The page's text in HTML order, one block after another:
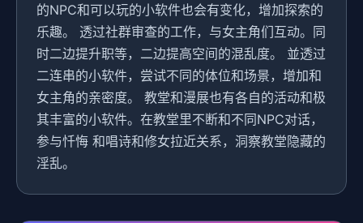
的NPC和可以玩的小软件也会有变化，增加探索的
乐趣。 透过社群审查的工作，与女主角们互动。同
时二边提升职等，二边提高空间的混乱度。 並透过
二连串的小软件，尝试不同的体位和场景，增加和
女主角的亲密度。 教堂和漫展也有各自的活动和极
其丰富的小软件。在教堂里不断和不同NPC对话，
参与忏悔 和唱诗和修女拉近关系，洞察教堂隐藏的
淫乱。